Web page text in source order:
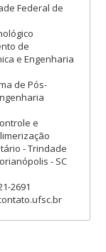
Federal de
de
e Engenharia
de Pós-
e
- Trindade
- SC
2691